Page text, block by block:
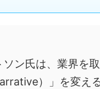
ン氏は、業界を
）」を変え